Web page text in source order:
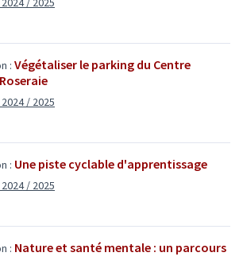
: Végétaliser le parking du Centre
2024 / 2025
: Une piste cyclable d'apprentissage
2024 / 2025
: Nature et santé mentale : un parcours